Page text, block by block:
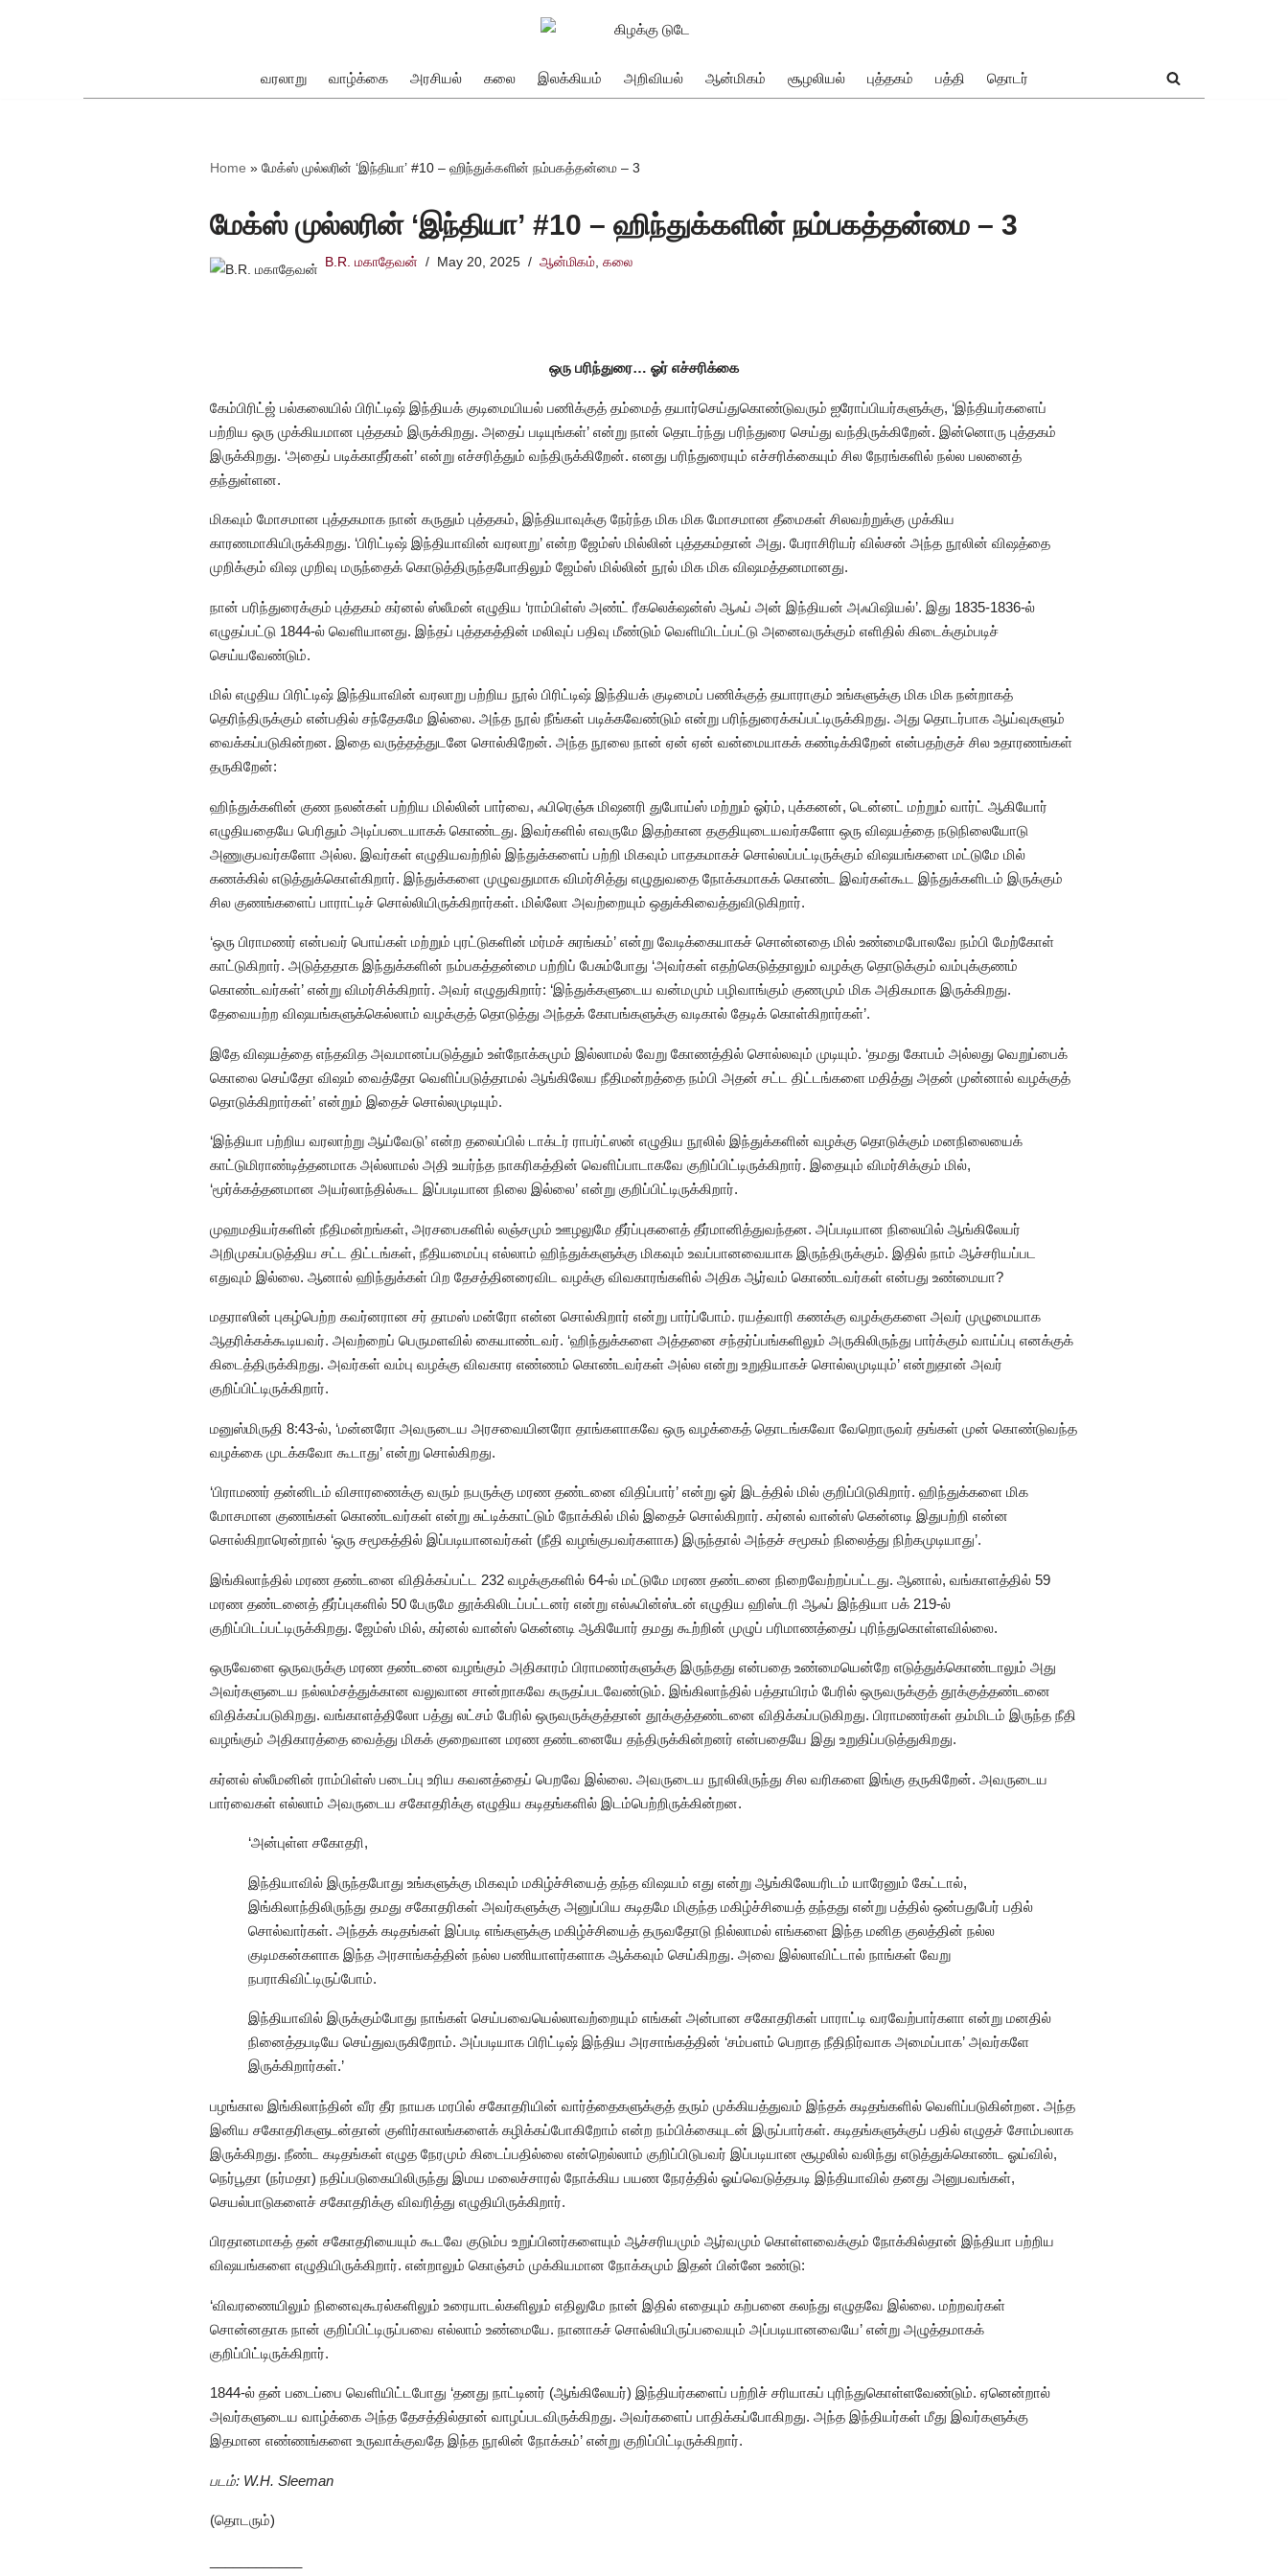
வரலாறு வாழ்க்கை அரசியல் கலை இலக்கியம் அறிவியல் ஆன்மிகம் சூழலியல் புத்தகம் பத்தி தொடர்
Home » மேக்ஸ் முல்லரின் ‘இந்தியா’ #10 – ஹிந்துக்களின் நம்பகத்தன்மை – 3
மேக்ஸ் முல்லரின் ‘இந்தியா’ #10 – ஹிந்துக்களின் நம்பகத்தன்மை – 3
B.R. மகாதேவன் May 20, 2025 ஆன்மிகம், கலை
ஒரு பரிந்துரை… ஓர் எச்சரிக்கை
கேம்பிரிட்ஜ் பல்கலையில் பிரிட்டிஷ் இந்தியக் குடிமையியல் பணிக்குத் தம்மைத் தயார்செய்துகொண்டுவரும் ஐரோப்பியர்களுக்கு, ‘இந்தியர்களைப்
பற்றிய ஒரு முக்கியமான புத்தகம் இருக்கிறது. அதைப் படியுங்கள்’ என்று நான் தொடர்ந்து பரிந்துரை செய்து வந்திருக்கிறேன். இன்னொரு புத்தகம்
இருக்கிறது. ‘அதைப் படிக்காதீர்கள்’ என்று எச்சரித்தும் வந்திருக்கிறேன். எனது பரிந்துரையும் எச்சரிக்கையும் சில நேரங்களில் நல்ல பலனைத்
தந்துள்ளன.
மிகவும் மோசமான புத்தகமாக நான் கருதும் புத்தகம், இந்தியாவுக்கு நேர்ந்த மிக மிக மோசமான தீமைகள் சிலவற்றுக்கு முக்கிய
காரணமாகியிருக்கிறது. ‘பிரிட்டிஷ் இந்தியாவின் வரலாறு’ என்ற ஜேம்ஸ் மில்லின் புத்தகம்தான் அது. பேராசிரியர் வில்சன் அந்த நூலின் விஷத்தை
முறிக்கும் விஷ முறிவு மருந்தைக் கொடுத்திருந்தபோதிலும் ஜேம்ஸ் மில்லின் நூல் மிக மிக விஷமத்தனமானது.
நான் பரிந்துரைக்கும் புத்தகம் கர்னல் ஸ்லீமன் எழுதிய ‘ராம்பிள்ஸ் அண்ட் ரீகலெக்‌ஷன்ஸ் ஆஃப் அன் இந்தியன் அஃபிஷியல்’. இது 1835-1836-ல்
எழுதப்பட்டு 1844-ல் வெளியானது. இந்தப் புத்தகத்தின் மலிவுப் பதிவு மீண்டும் வெளியிடப்பட்டு அனைவருக்கும் எளிதில் கிடைக்கும்படிச்
செய்யவேண்டும்.
மில் எழுதிய பிரிட்டிஷ் இந்தியாவின் வரலாறு பற்றிய நூல் பிரிட்டிஷ் இந்தியக் குடிமைப் பணிக்குத் தயாராகும் உங்களுக்கு மிக மிக நன்றாகத்
தெரிந்திருக்கும் என்பதில் சந்தேகமே இல்லை. அந்த நூல் நீங்கள் படிக்கவேண்டும் என்று பரிந்துரைக்கப்பட்டிருக்கிறது. அது தொடர்பாக ஆய்வுகளும்
வைக்கப்படுகின்றன. இதை வருத்தத்துடனே சொல்கிறேன். அந்த நூலை நான் ஏன் ஏன் வன்மையாகக் கண்டிக்கிறேன் என்பதற்குச் சில உதாரணங்கள்
தருகிறேன்:
ஹிந்துக்களின் குண நலன்கள் பற்றிய மில்லின் பார்வை, ஃபிரெஞ்சு மிஷனரி துபோய்ஸ் மற்றும் ஓர்ம், புக்கனன், டென்னட் மற்றும் வார்ட் ஆகியோர்
எழுதியதையே பெரிதும் அடிப்படையாகக் கொண்டது. இவர்களில் எவருமே இதற்கான தகுதியுடையவர்களோ ஒரு விஷயத்தை நடுநிலையோடு
அணுகுபவர்களோ அல்ல. இவர்கள் எழுதியவற்றில் இந்துக்களைப் பற்றி மிகவும் பாதகமாகச் சொல்லப்பட்டிருக்கும் விஷயங்களை மட்டுமே மில்
கணக்கில் எடுத்துக்கொள்கிறார். இந்துக்களை முழுவதுமாக விமர்சித்து எழுதுவதை நோக்கமாகக் கொண்ட இவர்கள்கூட இந்துக்களிடம் இருக்கும்
சில குணங்களைப் பாராட்டிச் சொல்லியிருக்கிறார்கள். மில்லோ அவற்றையும் ஒதுக்கிவைத்துவிடுகிறார்.
‘ஒரு பிராமணர் என்பவர் பொய்கள் மற்றும் புரட்டுகளின் மர்மச் சுரங்கம்’ என்று வேடிக்கையாகச் சொன்னதை மில் உண்மைபோலவே நம்பி மேற்கோள்
காட்டுகிறார். அடுத்ததாக இந்துக்களின் நம்பகத்தன்மை பற்றிப் பேசும்போது ‘அவர்கள் எதற்கெடுத்தாலும் வழக்கு தொடுக்கும் வம்புக்குணம்
கொண்டவர்கள்’ என்று விமர்சிக்கிறார். அவர் எழுதுகிறார்: ‘இந்துக்களுடைய வன்மமும் பழிவாங்கும் குணமும் மிக அதிகமாக இருக்கிறது.
தேவையற்ற விஷயங்களுக்கெல்லாம் வழக்குத் தொடுத்து அந்தக் கோபங்களுக்கு வடிகால் தேடிக் கொள்கிறார்கள்’.
இதே விஷயத்தை எந்தவித அவமானப்படுத்தும் உள்நோக்கமும் இல்லாமல் வேறு கோணத்தில் சொல்லவும் முடியும். ‘தமது கோபம் அல்லது வெறுப்பைக்
கொலை செய்தோ விஷம் வைத்தோ வெளிப்படுத்தாமல் ஆங்கிலேய நீதிமன்றத்தை நம்பி அதன் சட்ட திட்டங்களை மதித்து அதன் முன்னால் வழக்குத்
தொடுக்கிறார்கள்’ என்றும் இதைச் சொல்லமுடியும்.
‘இந்தியா பற்றிய வரலாற்று ஆய்வேடு’ என்ற தலைப்பில் டாக்டர் ராபர்ட்ஸன் எழுதிய நூலில் இந்துக்களின் வழக்கு தொடுக்கும் மனநிலையைக்
காட்டுமிராண்டித்தனமாக அல்லாமல் அதி உயர்ந்த நாகரிகத்தின் வெளிப்பாடாகவே குறிப்பிட்டிருக்கிறார். இதையும் விமர்சிக்கும் மில்,
‘மூர்க்கத்தனமான அயர்லாந்தில்கூட இப்படியான நிலை இல்லை’ என்று குறிப்பிட்டிருக்கிறார்.
முஹமதியர்களின் நீதிமன்றங்கள், அரசபைகளில் லஞ்சமும் ஊழலுமே தீர்ப்புகளைத் தீர்மானித்துவந்தன. அப்படியான நிலையில் ஆங்கிலேயர்
அறிமுகப்படுத்திய சட்ட திட்டங்கள், நீதியமைப்பு எல்லாம் ஹிந்துக்களுக்கு மிகவும் உவப்பானவையாக இருந்திருக்கும். இதில் நாம் ஆச்சரியப்பட
எதுவும் இல்லை. ஆனால் ஹிந்துக்கள் பிற தேசத்தினரைவிட வழக்கு விவகாரங்களில் அதிக ஆர்வம் கொண்டவர்கள் என்பது உண்மையா?
மதராஸின் புகழ்பெற்ற கவர்னரான சர் தாமஸ் மன்ரோ என்ன சொல்கிறார் என்று பார்ப்போம். ரயத்வாரி கணக்கு வழக்குகளை அவர் முழுமையாக
ஆதரிக்கக்கூடியவர். அவற்றைப் பெருமளவில் கையாண்டவர். ‘ஹிந்துக்களை அத்தனை சந்தர்ப்பங்களிலும் அருகிலிருந்து பார்க்கும் வாய்ப்பு எனக்குக்
கிடைத்திருக்கிறது. அவர்கள் வம்பு வழக்கு விவகார எண்ணம் கொண்டவர்கள் அல்ல என்று உறுதியாகச் சொல்லமுடியும்’ என்றுதான் அவர்
குறிப்பிட்டிருக்கிறார்.
மனுஸ்மிருதி 8:43-ல், ‘மன்னரோ அவருடைய அரசவையினரோ தாங்களாகவே ஒரு வழக்கைத் தொடங்கவோ வேறொருவர் தங்கள் முன் கொண்டுவந்த
வழக்கை முடக்கவோ கூடாது’ என்று சொல்கிறது.
‘பிராமணர் தன்னிடம் விசாரணைக்கு வரும் நபருக்கு மரண தண்டனை விதிப்பார்’ என்று ஓர் இடத்தில் மில் குறிப்பிடுகிறார். ஹிந்துக்களை மிக
மோசமான குணங்கள் கொண்டவர்கள் என்று சுட்டிக்காட்டும் நோக்கில் மில் இதைச் சொல்கிறார். கர்னல் வான்ஸ் கென்னடி இதுபற்றி என்ன
சொல்கிறாரென்றால் ‘ஒரு சமூகத்தில் இப்படியானவர்கள் (நீதி வழங்குபவர்களாக) இருந்தால் அந்தச் சமூகம் நிலைத்து நிற்கமுடியாது’.
இங்கிலாந்தில் மரண தண்டனை விதிக்கப்பட்ட 232 வழக்குகளில் 64-ல் மட்டுமே மரண தண்டனை நிறைவேற்றப்பட்டது. ஆனால், வங்காளத்தில் 59
மரண தண்டனைத் தீர்ப்புகளில் 50 பேருமே தூக்கிலிடப்பட்டனர் என்று எல்ஃபின்ஸ்டன் எழுதிய ஹிஸ்டரி ஆஃப் இந்தியா பக் 219-ல்
குறிப்பிடப்பட்டிருக்கிறது. ஜேம்ஸ் மில், கர்னல் வான்ஸ் கென்னடி ஆகியோர் தமது கூற்றின் முழுப் பரிமாணத்தைப் புரிந்துகொள்ளவில்லை.
ஒருவேளை ஒருவருக்கு மரண தண்டனை வழங்கும் அதிகாரம் பிராமணர்களுக்கு இருந்தது என்பதை உண்மையென்றே எடுத்துக்கொண்டாலும் அது
அவர்களுடைய நல்லம்சத்துக்கான வலுவான சான்றாகவே கருதப்படவேண்டும். இங்கிலாந்தில் பத்தாயிரம் பேரில் ஒருவருக்குத் தூக்குத்தண்டனை
விதிக்கப்படுகிறது. வங்காளத்திலோ பத்து லட்சம் பேரில் ஒருவருக்குத்தான் தூக்குத்தண்டனை விதிக்கப்படுகிறது. பிராமணர்கள் தம்மிடம் இருந்த நீதி
வழங்கும் அதிகாரத்தை வைத்து மிகக் குறைவான மரண தண்டனையே தந்திருக்கின்றனர் என்பதையே இது உறுதிப்படுத்துகிறது.
கர்னல் ஸ்லீமனின் ராம்பிள்ஸ் படைப்பு உரிய கவனத்தைப் பெறவே இல்லை. அவருடைய நூலிலிருந்து சில வரிகளை இங்கு தருகிறேன். அவருடைய
பார்வைகள் எல்லாம் அவருடைய சகோதரிக்கு எழுதிய கடிதங்களில் இடம்பெற்றிருக்கின்றன.
‘அன்புள்ள சகோதரி,
இந்தியாவில் இருந்தபோது உங்களுக்கு மிகவும் மகிழ்ச்சியைத் தந்த விஷயம் எது என்று ஆங்கிலேயரிடம் யாரேனும் கேட்டால்,
இங்கிலாந்திலிருந்து தமது சகோதரிகள் அவர்களுக்கு அனுப்பிய கடிதமே மிகுந்த மகிழ்ச்சியைத் தந்தது என்று பத்தில் ஒன்பதுபேர் பதில்
சொல்வார்கள். அந்தக் கடிதங்கள் இப்படி எங்களுக்கு மகிழ்ச்சியைத் தருவதோடு நில்லாமல் எங்களை இந்த மனித குலத்தின் நல்ல
குடிமகன்களாக இந்த அரசாங்கத்தின் நல்ல பணியாளர்களாக ஆக்கவும் செய்கிறது. அவை இல்லாவிட்டால் நாங்கள் வேறு
நபராகிவிட்டிருப்போம்.
இந்தியாவில் இருக்கும்போது நாங்கள் செய்பவையெல்லாவற்றையும் எங்கள் அன்பான சகோதரிகள் பாராட்டி வரவேற்பார்களா என்று மனதில்
நினைத்தபடியே செய்துவருகிறோம். அப்படியாக பிரிட்டிஷ் இந்திய அரசாங்கத்தின் ‘சம்பளம் பெறாத நீதிநிர்வாக அமைப்பாக’ அவர்களே
இருக்கிறார்கள்.’
பழங்கால இங்கிலாந்தின் வீர தீர நாயக மரபில் சகோதரியின் வார்த்தைகளுக்குத் தரும் முக்கியத்துவம் இந்தக் கடிதங்களில் வெளிப்படுகின்றன. அந்த
இனிய சகோதரிகளுடன்தான் குளிர்காலங்களைக் கழிக்கப்போகிறோம் என்ற நம்பிக்கையுடன் இருப்பார்கள். கடிதங்களுக்குப் பதில் எழுதச் சோம்பலாக
இருக்கிறது. நீண்ட கடிதங்கள் எழுத நேரமும் கிடைப்பதில்லை என்றெல்லாம் குறிப்பிடுபவர் இப்படியான சூழலில் வலிந்து எடுத்துக்கொண்ட ஓய்வில்,
நெர்பூதா (நர்மதா) நதிப்படுகையிலிருந்து இமய மலைச்சாரல் நோக்கிய பயண நேரத்தில் ஓய்வெடுத்தபடி இந்தியாவில் தனது அனுபவங்கள்,
செயல்பாடுகளைச் சகோதரிக்கு விவரித்து எழுதியிருக்கிறார்.
பிரதானமாகத் தன் சகோதரியையும் கூடவே குடும்ப உறுப்பினர்களையும் ஆச்சரியமும் ஆர்வமும் கொள்ளவைக்கும் நோக்கில்தான் இந்தியா பற்றிய
விஷயங்களை எழுதியிருக்கிறார். என்றாலும் கொஞ்சம் முக்கியமான நோக்கமும் இதன் பின்னே உண்டு:
‘விவரணையிலும் நினைவுகூரல்களிலும் உரையாடல்களிலும் எதிலுமே நான் இதில் எதையும் கற்பனை கலந்து எழுதவே இல்லை. மற்றவர்கள்
சொன்னதாக நான் குறிப்பிட்டிருப்பவை எல்லாம் உண்மையே. நானாகச் சொல்லியிருப்பவையும் அப்படியானவையே’ என்று அழுத்தமாகக்
குறிப்பிட்டிருக்கிறார்.
1844-ல் தன் படைப்பை வெளியிட்டபோது ‘தனது நாட்டினர் (ஆங்கிலேயர்) இந்தியர்களைப் பற்றிச் சரியாகப் புரிந்துகொள்ளவேண்டும். ஏனென்றால்
அவர்களுடைய வாழ்க்கை அந்த தேசத்தில்தான் வாழப்படவிருக்கிறது. அவர்களைப் பாதிக்கப்போகிறது. அந்த இந்தியர்கள் மீது இவர்களுக்கு
இதமான எண்ணங்களை உருவாக்குவதே இந்த நூலின் நோக்கம்’ என்று குறிப்பிட்டிருக்கிறார்.
படம்: W.H. Sleeman
(தொடரும்)